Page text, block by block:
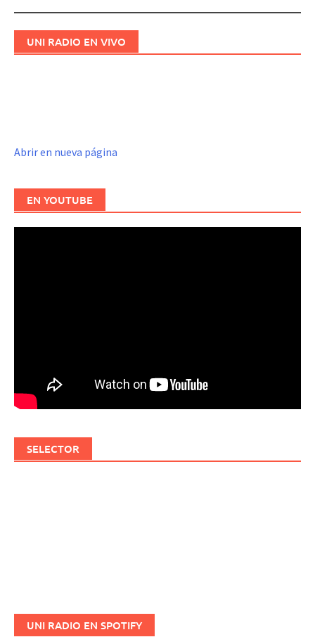
UNI RADIO EN VIVO
Abrir en nueva página
EN YOUTUBE
SELECTOR
UNI RADIO EN SPOTIFY